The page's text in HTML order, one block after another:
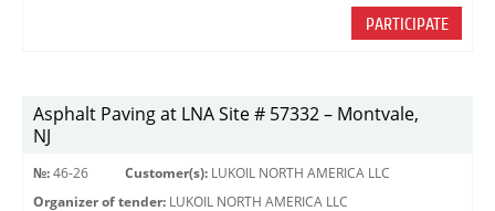
PARTICIPATE
Asphalt Paving at LNA Site # 57332 – Montvale,
NJ
№: 46-26 Customer(s): LUKOIL NORTH AMERICA LLC
Organizer of tender: LUKOIL NORTH AMERICA LLC